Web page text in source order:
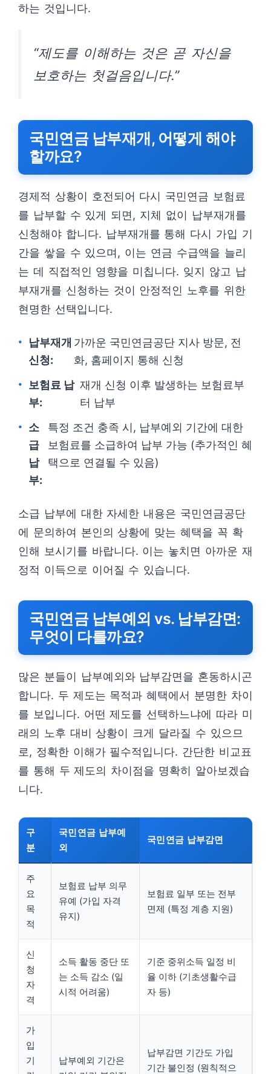
하는 것입니다.
“제도를 이해하는 것은 곧 자신을
보호하는 첫걸음입니다.”
국민연금 납부재개, 어떻게 해야
할까요?
경제적 상황이 호전되어 다시 국민연금 보험료
를 납부할 수 있게 되면, 지체 없이 납부재개를
신청해야 합니다. 납부재개를 통해 다시 가입 기
간을 쌓을 수 있으며, 이는 연금 수급액을 늘리
는 데 직접적인 영향을 미칩니다. 잊지 않고 납
부재개를 신청하는 것이 안정적인 노후를 위한
현명한 선택입니다.
납부재개
신청:
가까운 국민연금공단 지사 방문, 전
화, 홈페이지 통해 신청
보험료 납
부:
재개 신청 이후 발생하는 보험료부
터 납부
소
급
납
부:
특정 조건 충족 시, 납부예외 기간에 대한
보험료를 소급하여 납부 가능 (추가적인 혜
택으로 연결될 수 있음)
소급 납부에 대한 자세한 내용은 국민연금공단
에 문의하여 본인의 상황에 맞는 혜택을 꼭 확
인해 보시기를 바랍니다. 이는 놓치면 아까운 재
정적 이득으로 이어질 수 있습니다.
국민연금 납부예외 vs. 납부감면:
무엇이 다를까요?
많은 분들이 납부예외와 납부감면을 혼동하시곤
합니다. 두 제도는 목적과 혜택에서 분명한 차이
를 보입니다. 어떤 제도를 선택하느냐에 따라 미
래의 노후 대비 상황이 크게 달라질 수 있으므
로, 정확한 이해가 필수적입니다. 간단한 비교표
를 통해 두 제도의 차이점을 명확히 알아보겠습
니다.
구
분
국민연금 납부예
외
국민연금 납부감면
주
요
목
적
보험료 납부 의무
유예 (가입 자격
유지)
보험료 일부 또는 전부
면제 (특정 계층 지원)
신
청
자
격
소득 활동 중단 또
는 소득 감소 (일
시적 어려움)
기준 중위소득 일정 비
율 이하 (기초생활수급
자 등)
가
입
기
납부예외 기간은
납부감면 기간도 가입
기간 불인정 (원칙적으